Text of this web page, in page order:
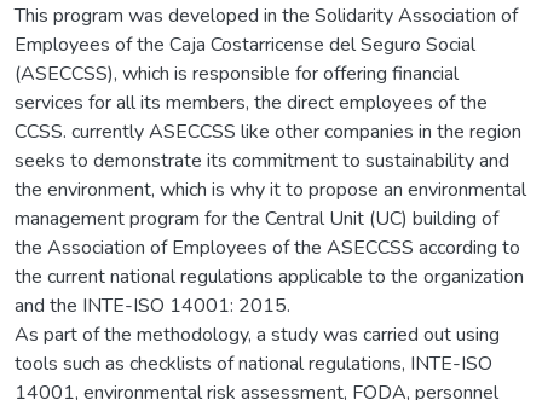
This program was developed in the Solidarity Association of
Employees of the Caja Costarricense del Seguro Social
(ASECCSS), which is responsible for offering financial
services for all its members, the direct employees of the
CCSS. currently ASECCSS like other companies in the region
seeks to demonstrate its commitment to sustainability and
the environment, which is why it to propose an environmental
management program for the Central Unit (UC) building of
the Association of Employees of the ASECCSS according to
the current national regulations applicable to the organization
and the INTE-ISO 14001: 2015.
As part of the methodology, a study was carried out using
tools such as checklists of national regulations, INTE-ISO
14001, environmental risk assessment, FODA, personnel